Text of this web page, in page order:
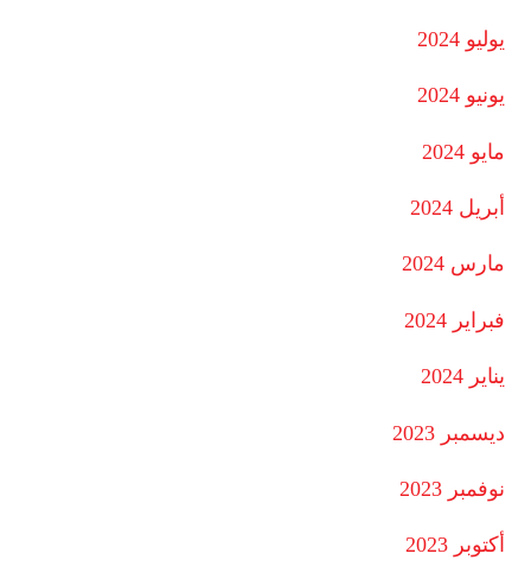
يوليو 2024
يونيو 2024
مايو 2024
أبريل 2024
مارس 2024
فبراير 2024
يناير 2024
ديسمبر 2023
نوفمبر 2023
أكتوبر 2023